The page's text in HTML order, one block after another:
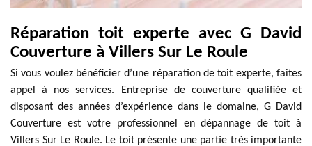
Réparation toit experte avec G David
Couverture à Villers Sur Le Roule
Si vous voulez bénéficier d’une réparation de toit experte, faites
appel à nos services. Entreprise de couverture qualifiée et
disposant des années d’expérience dans le domaine, G David
Couverture est votre professionnel en dépannage de toit à
Villers Sur Le Roule. Le toit présente une partie très importante